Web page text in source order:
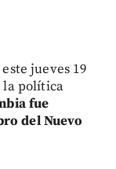
jueves 19
la política
fue
del Nuevo